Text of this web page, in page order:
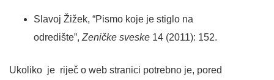
Slavoj Žižek, “Pismo koje je stiglo na
odredište”, Zeničke sveske 14 (2011): 152.
Ukoliko je riječ o web stranici potrebno je, pored